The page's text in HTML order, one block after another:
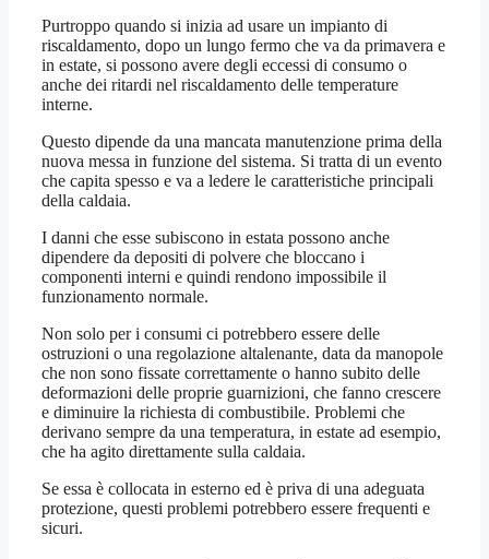
Purtroppo quando si inizia ad usare un impianto di
riscaldamento, dopo un lungo fermo che va da primavera e
in estate, si possono avere degli eccessi di consumo o
anche dei ritardi nel riscaldamento delle temperature
interne.
Questo dipende da una mancata manutenzione prima della
nuova messa in funzione del sistema. Si tratta di un evento
che capita spesso e va a ledere le caratteristiche principali
della caldaia.
I danni che esse subiscono in estata possono anche
dipendere da depositi di polvere che bloccano i
componenti interni e quindi rendono impossibile il
funzionamento normale.
Non solo per i consumi ci potrebbero essere delle
ostruzioni o una regolazione altalenante, data da manopole
che non sono fissate correttamente o hanno subito delle
deformazioni delle proprie guarnizioni, che fanno crescere
e diminuire la richiesta di combustibile. Problemi che
derivano sempre da una temperatura, in estate ad esempio,
che ha agito direttamente sulla caldaia.
Se essa è collocata in esterno ed è priva di una adeguata
protezione, questi problemi potrebbero essere frequenti e
sicuri.